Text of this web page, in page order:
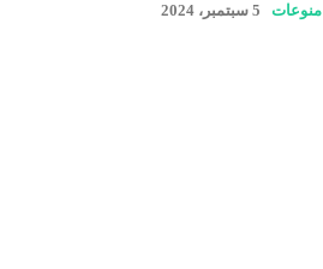
منوعات 5 سبتمبر، 2024